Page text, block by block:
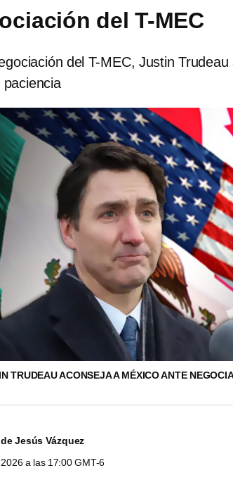
del T-MEC
del T-MEC, Justin
TRUDEAU ACONSEJA A MÉXICO ANTE
Jesús Vázquez
a las 17:00 GMT-6